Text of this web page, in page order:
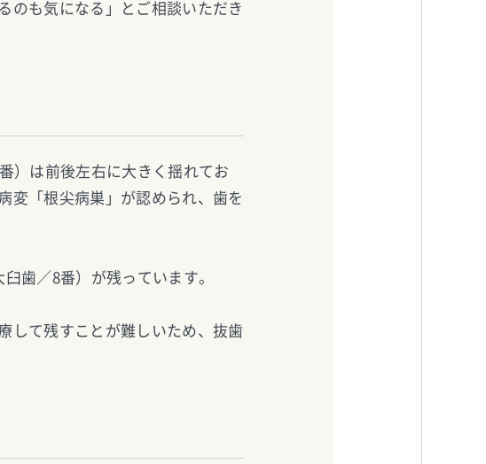
のも気になる」とご相談いただき
）は前後左右に大きく揺れてお
変「根尖病巣」が認められ、歯を
歯／8番）が残っています。
して残すことが難しいため、抜歯